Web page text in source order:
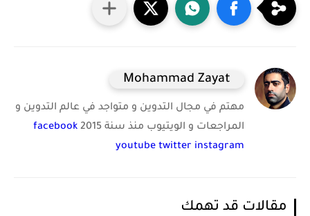
Mohammad Zayat
مهتم في مجال التدوين و متواجد في عالم التدوين و
المراجعات و الويتيوب منذ سنة 2015
facebook
youtube twitter instagram
مقالات قد تهمك